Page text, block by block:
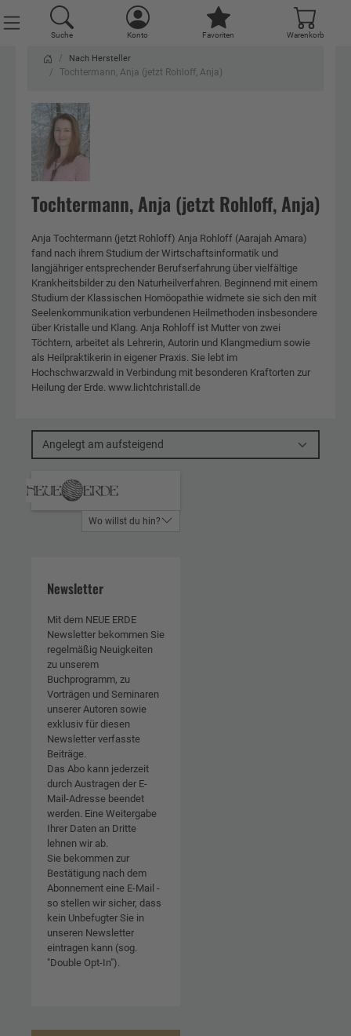
Suche Konto Favoriten Warenkorb
Nach Hersteller
Tochtermann, Anja (jetzt Rohloff, Anja)
Tochtermann, Anja (jetzt Rohloff, Anja)
Anja Tochtermann (jetzt Rohloff) Anja Rohloff (Aarajah Amara)
fand nach ihrem Studium der Wirtschaftsinformatik und
langjähriger entsprechender Berufserfahrung über vielfältige
Krankheitsbilder zu den Naturheilverfahren. Beginnend mit einem
Studium der Klassischen Homöopathie widmete sie sich den mit
Seelenkommunikation verbundenen Heilmethoden insbesondere
über Kristalle und Klang. Anja Rohloff ist Mutter von zwei
Töchtern, arbeitet als Lehrerin, Autorin und Klangmedium sowie
als Heilpraktikerin in eigener Praxis. Sie lebt im
Hochschwarzwald in Verbindung mit besonderen Kraftorten zur
Heilung der Erde. www.lichtchristall.de
Angelegt am aufsteigend
Suche Konto Favoriten Warenkorb
Wo willst du hin?
Newsletter
Mit dem NEUE ERDE
Newsletter bekommen Sie
regelmäßig Neuigkeiten
zu unserem
Buchprogramm, zu
Vorträgen und Seminaren
unserer Autoren sowie
exklusiv für diesen
Newsletter verfasste
Beiträge.
Das Abo kann jederzeit
durch Austragen der E-
Mail-Adresse beendet
werden. Eine Weitergabe
Ihrer Daten an Dritte
lehnen wir ab.
Sie bekommen zur
Bestätigung nach dem
Abonnement eine E-Mail -
so stellen wir sicher, dass
kein Unbefugter Sie in
unseren Newsletter
eintragen kann (sog.
"Double Opt-In").
Suche Konto Favoriten Warenkorb
Suche Konto Favoriten Warenkorb
Suche Konto Favoriten Warenkorb